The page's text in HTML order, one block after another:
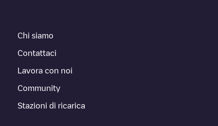
Chi siamo
Contattaci
Lavora con noi
Community
Stazioni di ricarica